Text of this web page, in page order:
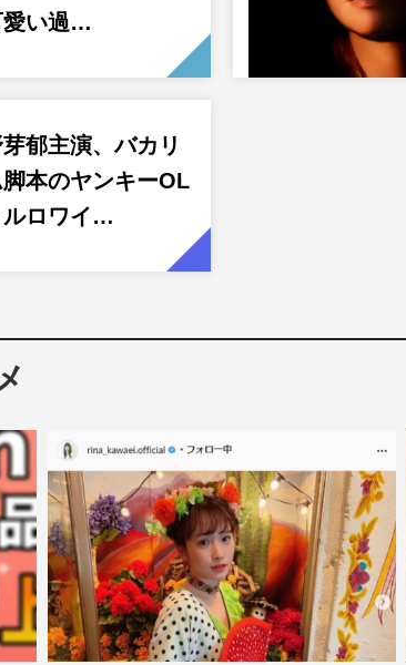
愛い過…
郁主演、バカリ
脚本のヤンキーOL
ルロワイ…